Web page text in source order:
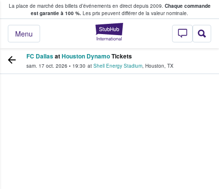
La place de marché des billets d’événements en direct depuis 2009. Chaque commande
est garantie à 100 %. Les prix peuvent différer de la valeur nominale.
StubHub - Où
Menu
fans achètent et vendent des billets
FC DallasatHouston DynamoTickets
sam. 17 oct. 2026 • 19:30 at Shell Energy Stadium, Houston, TX